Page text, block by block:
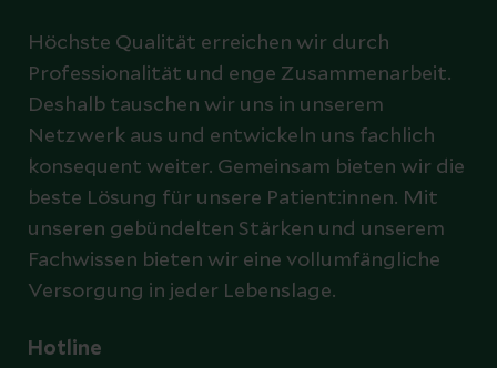
Höchste Qualität erreichen wir durch
Professionalität und enge Zusammenarbeit.
Deshalb tauschen wir uns in unserem
Netzwerk aus und entwickeln uns fachlich
konsequent weiter. Gemeinsam bieten wir die
beste Lösung für unsere Patient:innen. Mit
unseren gebündelten Stärken und unserem
Fachwissen bieten wir eine vollumfängliche
Versorgung in jeder Lebenslage.
Hotline